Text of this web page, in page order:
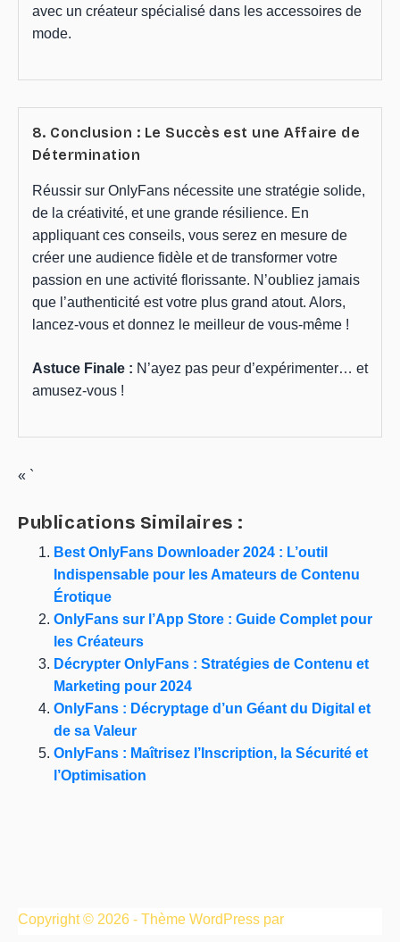
avec un créateur spécialisé dans les accessoires de
mode.
8. Conclusion : Le Succès est une Affaire de
Détermination
Réussir sur OnlyFans nécessite une stratégie solide,
de la créativité, et une grande résilience. En
appliquant ces conseils, vous serez en mesure de
créer une audience fidèle et de transformer votre
passion en une activité florissante. N’oubliez jamais
que l’authenticité est votre plus grand atout. Alors,
lancez-vous et donnez le meilleur de vous-même !
Astuce Finale : N’ayez pas peur d’expérimenter… et
amusez-vous !
« `
Publications Similaires :
Best OnlyFans Downloader 2024 : L’outil
Indispensable pour les Amateurs de Contenu
Érotique
OnlyFans sur l’App Store : Guide Complet pour
les Créateurs
Décrypter OnlyFans : Stratégies de Contenu et
Marketing pour 2024
OnlyFans : Décryptage d’un Géant du Digital et
de sa Valeur
OnlyFans : Maîtrisez l’Inscription, la Sécurité et
l’Optimisation
Copyright © 2026 - Thème WordPress par